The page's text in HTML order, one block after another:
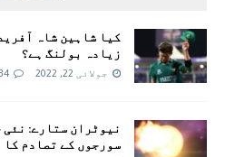
کیا شاہین شاہ
زیادہ بولنگ ہے؟
جولائی 22, 2022
نیوٹران ستارے: نئی
سورجوں کے تصادم کا